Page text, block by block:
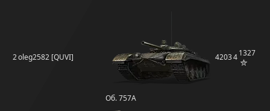
2oleg2582 [QUVI]
Об. 757А
420341327